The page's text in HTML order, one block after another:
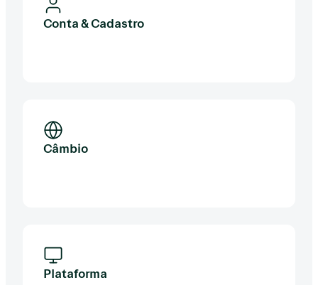
Conta & Cadastro
Câmbio
Plataforma